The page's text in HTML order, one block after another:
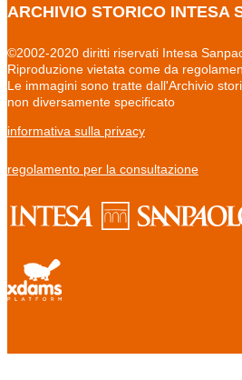
ARCHIVIO STORICO INTESA
©2002-2020 diritti riservati Intesa
Riproduzione vietata come da
Le immagini sono tratte dall'Archivio
non diversamente specificato
informativa sulla privacy
regolamento per la consultazione